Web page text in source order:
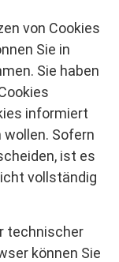
von Cookies
Sie in
Sie haben
informiert
wollen. Sofern
ist es
vollständig
technischer
können Sie